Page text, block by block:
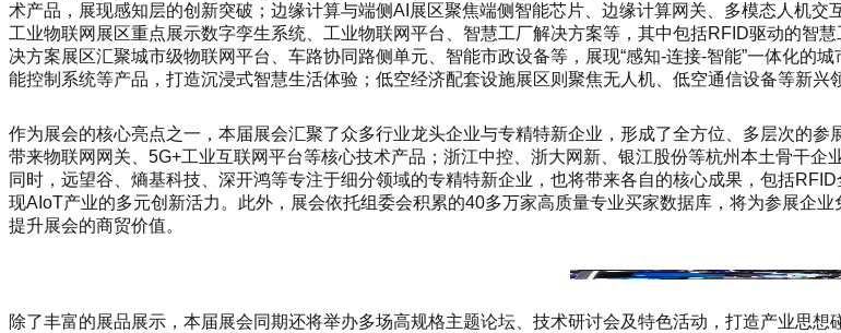
术产品，展现感知层的创新突破；边缘计算与端侧AI展区聚焦端侧智能芯片、边缘计算网关、多模态人机
工业物联网展区重点展示数字孪生系统、工业物联网平台、智慧工厂解决方案等，其中包括RFID驱动的智
决方案展区汇聚城市级物联网平台、车路协同路侧单元、智能市政设备等，展现“感知-连接-智能”一体化的
能控制系统等产品，打造沉浸式智慧生活体验；低空经济配套设施展区则聚焦无人机、低空通信设备等新兴
作为展会的核心亮点之一，本届展会汇聚了众多行业龙头企业与专精特新企业，形成了全方位、多层次的
带来物联网网关、5G+工业互联网平台等核心技术产品；浙江中控、浙大网新、银江股份等杭州本土骨干
同时，远望谷、熵基科技、深开鸿等专注于细分领域的专精特新企业，也将带来各自的核心成果，包括
现AIoT产业的多元创新活力。此外，展会依托组委会积累的40多万家高质量专业买家数据库，将为参展企
提升展会的商贸价值。
除了丰富的展品展示，本届展会同期还将举办多场高规格主题论坛、技术研讨会及特色活动，打造产业思